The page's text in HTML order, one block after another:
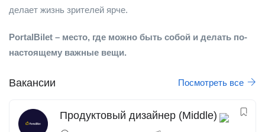
делает жизнь зрителей ярче.
PortalBilet – место, где можно быть собой и делать по-
настоящему важные вещи.
Вакансии Посмотреть все
Продуктовый дизайнер (Middle)